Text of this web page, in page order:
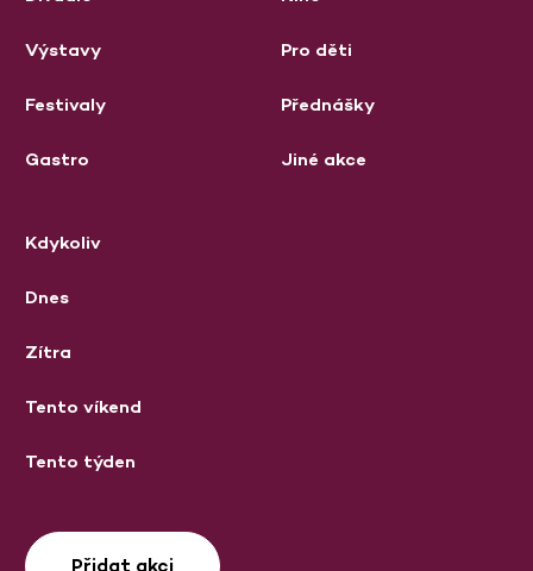
Výstavy
Festivaly
Gastro
Pro děti
Přednášky
Jiné akce
Kdykoliv
Dnes
Zítra
Tento víkend
Tento týden
Přidat akci